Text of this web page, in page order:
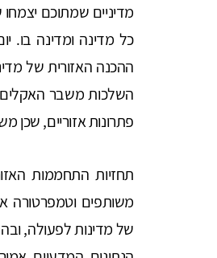
מדיניים שמתוכם יצמחו
ההכנה האזורית של
השלכות משבר
פתרונות אזוריים, שכן
תחזיות התחממות
משותפים וטמפרטורה